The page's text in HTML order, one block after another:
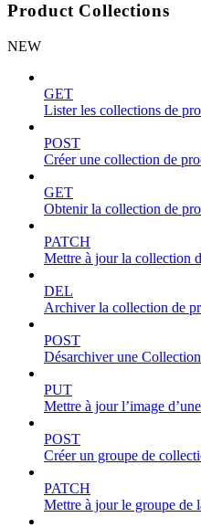
Product Collections
NEW
GET
Lister les collections de
POST
Créer une collection de
GET
Obtenir la collection de
PATCH
Mettre à jour la collection
DEL
Archiver la collection de
POST
Désarchiver une
PUT
Mettre à jour l’image
POST
Créer un groupe de
PATCH
Mettre à jour le groupe de